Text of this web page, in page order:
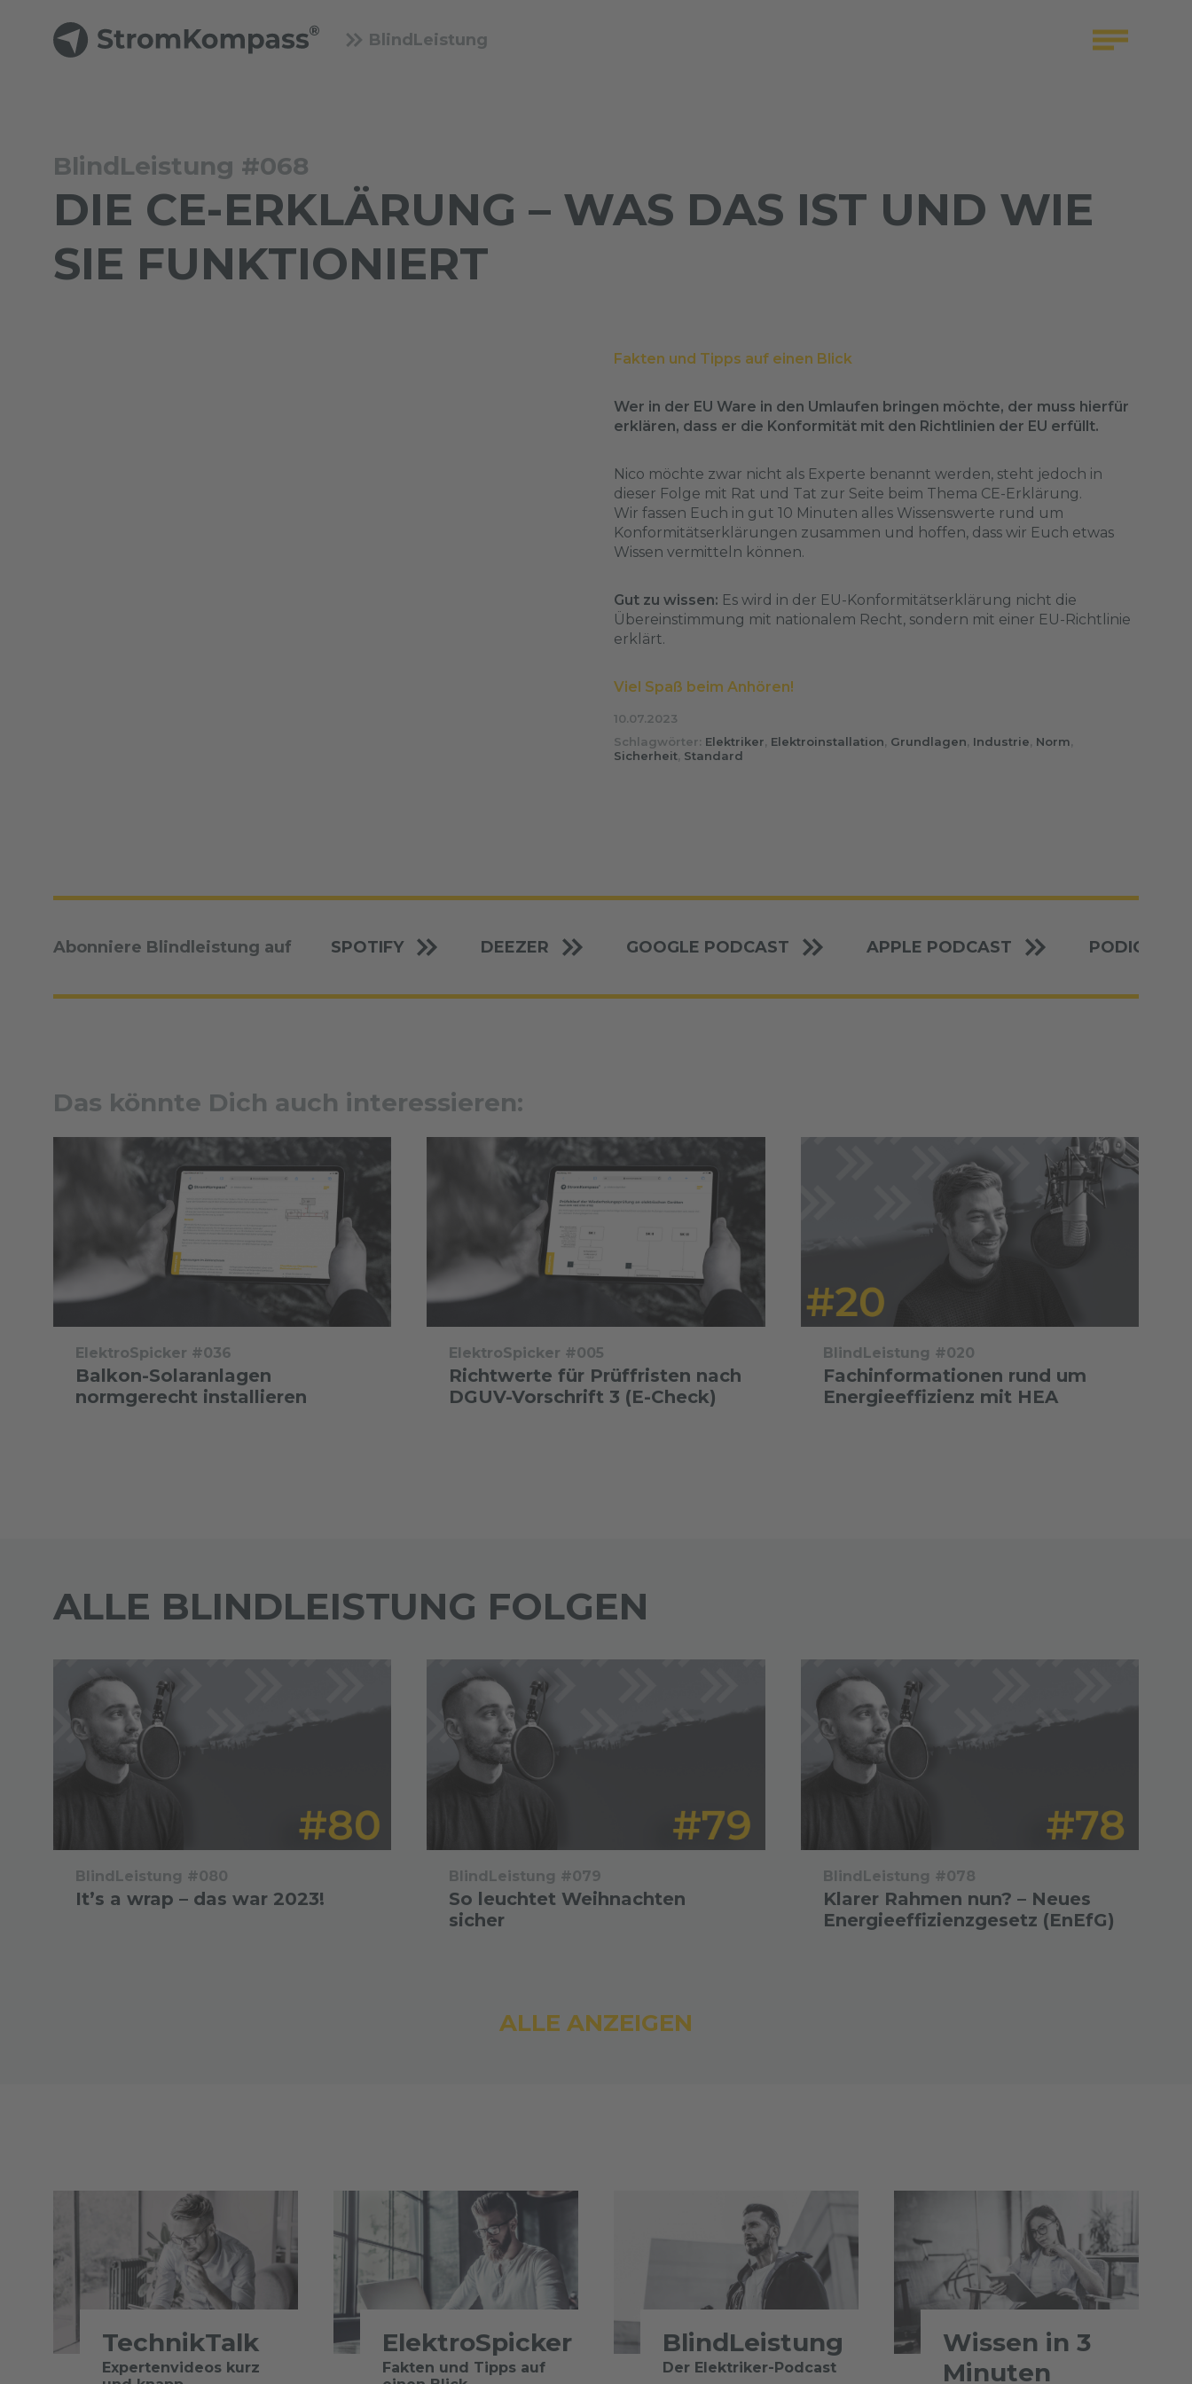
BlindLeistung
BlindLeistung #068
DIE CE-ERKLÄRUNG – WAS DAS IST UND WIE
SIE FUNKTIONIERT
Fakten und Tipps auf einen Blick
Wer in der EU Ware in den Umlaufen bringen möchte, der muss hierfür
erklären, dass er die Konformität mit den Richtlinien der EU erfüllt.
Nico möchte zwar nicht als Experte benannt werden, steht jedoch in
dieser Folge mit Rat und Tat zur Seite beim Thema CE-Erklärung.
Wir fassen Euch in gut 10 Minuten alles Wissenswerte rund um
Konformitätserklärungen zusammen und hoffen, dass wir Euch etwas
Wissen vermitteln können.
Gut zu wissen: Es wird in der EU-Konformitätserklärung nicht die
Übereinstimmung mit nationalem Recht, sondern mit einer EU-Richtlinie
erklärt.
Viel Spaß beim Anhören!
10.07.2023
Schlagwörter: Elektriker, Elektroinstallation, Grundlagen, Industrie, Norm,
Sicherheit, Standard
Abonniere Blindleistung auf SPOTIFY DEEZER GOOGLE PODCAST APPLE PODCAST PODIGEE
Das könnte Dich auch interessieren:
ElektroSpicker #036
Balkon-Solaranlagen
normgerecht installieren
ElektroSpicker #005
Richtwerte für Prüffristen nach
DGUV-Vorschrift 3 (E-Check)
BlindLeistung #020
Fachinformationen rund um
Energieeffizienz mit HEA
ALLE BLINDLEISTUNG FOLGEN
BlindLeistung #080
It’s a wrap – das war 2023!
BlindLeistung #079
So leuchtet Weihnachten
sicher
BlindLeistung #078
Klarer Rahmen nun? – Neues
Energieeffizienzgesetz (EnEfG)
ALLE ANZEIGEN
TechnikTalk
Expertenvideos kurz
ElektroSpicker
Fakten und Tipps auf
BlindLeistung
Der Elektriker-Podcast
Wissen in 3
Minuten